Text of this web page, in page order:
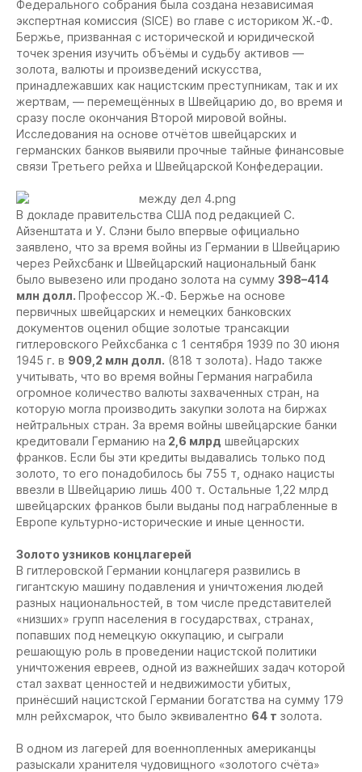
Федерального собрания была создана независимая
экспертная комиссия (SICE) во главе с историком Ж.-Ф.
Бержье, призванная с исторической и юридической
точек зрения изучить объёмы и судьбу активов —
золота, валюты и произведений искусства,
принадлежавших как нацистским преступникам, так и их
жертвам, — перемещённых в Швейцарию до, во время и
сразу после окончания Второй мировой войны.
Исследования на основе отчётов швейцарских и
германских банков выявили прочные тайные финансовые
связи Третьего рейха и Швейцарской Конфедерации.
В докладе правительства США под редакцией С.
Айзенштата и У. Слэни было впервые официально
заявлено, что за время войны из Германии в Швейцарию
через Рейхсбанк и Швейцарский национальный банк
было вывезено или продано золота на сумму 398–414
млн долл. Профессор Ж.-Ф. Бержье на основе
первичных швейцарских и немецких банковских
документов оценил общие золотые трансакции
гитлеровского Рейхсбанка с 1 сентября 1939 по 30 июня
1945 г. в 909,2 млн долл. (818 т золота). Надо также
учитывать, что во время войны Германия награбила
огромное количество валюты захваченных стран, на
которую могла производить закупки золота на биржах
нейтральных стран. За время войны швейцарские банки
кредитовали Германию на 2,6 млрд швейцарских
франков. Если бы эти кредиты выдавались только под
золото, то его понадобилось бы 755 т, однако нацисты
ввезли в Швейцарию лишь 400 т. Остальные 1,22 млрд
швейцарских франков были выданы под награбленные в
Европе культурно-исторические и иные ценности.
Золото узников концлагерей
В гитлеровской Германии концлагеря развились в
гигантскую машину подавления и уничтожения людей
разных национальностей, в том числе представителей
«низших» групп населения в государствах, странах,
попавших под немецкую оккупацию, и сыграли
решающую роль в проведении нацистской политики
уничтожения евреев, одной из важнейших задач которой
стал захват ценностей и недвижимости убитых,
принёсший нацистской Германии богатства на сумму 179
млн рейхсмарок, что было эквивалентно 64 т золота.
В одном из лагерей для военнопленных американцы
разыскали хранителя чудовищного «золотого счёта»